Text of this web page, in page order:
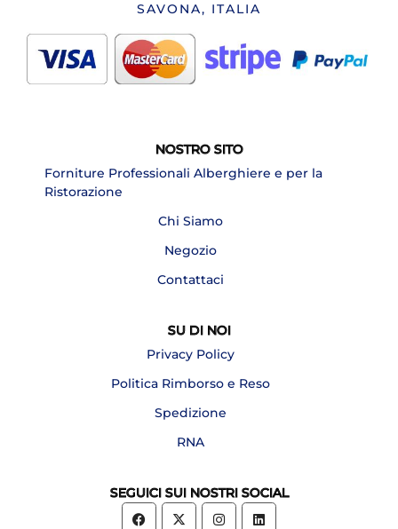
SAVONA, ITALIA
NOSTRO SITO
Forniture Professionali Alberghiere e per la
Ristorazione
Chi Siamo
Negozio
Contattaci
SU DI NOI
Privacy Policy
Politica Rimborso e Reso
Spedizione
RNA
SEGUICI SUI NOSTRI SOCIAL